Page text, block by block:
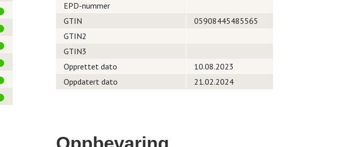
EPD-nummer
GTIN
05908445485565
GTIN2
GTIN3
Opprettet dato
10.08.2023
Oppdatert dato
21.02.2024